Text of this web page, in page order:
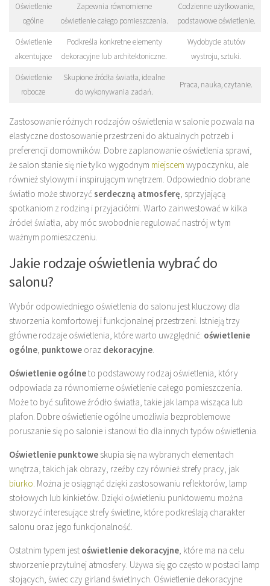
Oświetlenie
ogólne
Zapewnia równomierne
oświetlenie całego pomieszczenia.
Codzienne użytkowanie,
podstawowe oświetlenie.
Oświetlenie
akcentujące
Podkreśla konkretne elementy
dekoracyjne lub architektoniczne.
Wydobycie atutów
wystroju, sztuki.
Oświetlenie
robocze
Skupione źródła światła, idealne
do wykonywania zadań.
Praca, nauka, czytanie.
Zastosowanie różnych rodzajów oświetlenia w salonie pozwala na
elastyczne dostosowanie przestrzeni do aktualnych potrzeb i
preferencji domowników. Dobre zaplanowanie oświetlenia sprawi,
że salon stanie się nie tylko wygodnym miejscem wypoczynku, ale
również stylowym i inspirującym wnętrzem. Odpowiednio dobrane
światło może stworzyć serdeczną atmosferę, sprzyjającą
spotkaniom z rodziną i przyjaciółmi. Warto zainwestować w kilka
źródeł światła, aby móc swobodnie regulować nastrój w tym
ważnym pomieszczeniu.
Jakie rodzaje oświetlenia wybrać do
salonu?
Wybór odpowiedniego oświetlenia do salonu jest kluczowy dla
stworzenia komfortowej i funkcjonalnej przestrzeni. Istnieją trzy
główne rodzaje oświetlenia, które warto uwzględnić: oświetlenie
ogólne, punktowe oraz dekoracyjne.
Oświetlenie ogólneto podstawowy rodzaj oświetlenia, który
odpowiada za równomierne oświetlenie całego pomieszczenia.
Może to być sufitowe źródło światła, takie jak lampa wisząca lub
plafon. Dobre oświetlenie ogólne umożliwia bezproblemowe
poruszanie się po salonie i stanowi tło dla innych typów oświetlenia.
Oświetlenie punktowe skupia się na wybranych elementach
wnętrza, takich jak obrazy, rzeźby czy również strefy pracy, jak
biurko. Można je osiągnąć dzięki zastosowaniu reflektorów, lamp
stołowych lub kinkietów. Dzięki oświetleniu punktowemu można
stworzyć interesujące strefy świetlne, które podkreślają charakter
salonu oraz jego funkcjonalność.
Ostatnim typem jest oświetlenie dekoracyjne, które ma na celu
stworzenie przytulnej atmosfery. Używa się go często w postaci lamp
stojących, świec czy girland świetlnych. Oświetlenie dekoracyjne